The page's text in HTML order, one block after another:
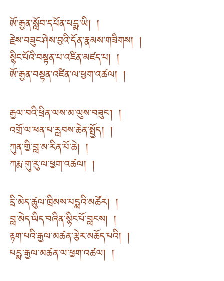
ཨོ་རྒྱན་སློབ་དཔོན་པདྨ་ཡི། །
རྗེས་བཟུང་ཤེས་བྱའི་དོན་རྣམས་གཟིགས། །
སྙིང་པོའི་བསྟན་པ་འཛིན་མཛད་པ། །
ཨོ་རྒྱན་བསྟན་འཛིན་ལ་ཕྱག་འཚལ། །
རྒྱལ་བའི་ཕྲིན་ལས་མ་ལུས་བཟུང༌། །
འགྲོ་ལ་ཕན་པ་རླབས་ཆེན་སྤྱོད། །
ཀུན་གྱི་བླ་མ་རིན་པོ་ཆེ། །
ཀརྨ་གུ་རུ་ལ་ཕྱག་འཚལ། །
དྲི་མེད་ཚུལ་ཁྲིམས་པདྨའི་མཚོར། །
བླ་མེད་ཡིད་བཞིན་སྙིང་པོ་བླངས། །
རྟག་པའི་རྒྱལ་མཚན་རྩེར་མཆོད་པའི། །
པདྨ་རྒྱལ་མཚན་ལ་ཕྱག་འཚལ། །